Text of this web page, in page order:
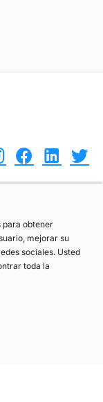
para obtener
mejorar su
sociales. Usted
toda la
para obtener
mejorar su
sociales. Usted
toda la
info@motoreto.com